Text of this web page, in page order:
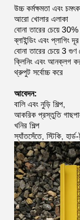
উচ্চ কর্মক্ষমতা এবং
আরো খোলার এলাকা
বোনা তারের চেয়ে 30%
ব্লাইন্ডিং এবং প্লাগিং
বোনা তারের চেয়ে 3 গুণ
ক্লিনিং এবং আনক্লগ
থ্রুপুট সর্বোচ্চ করে
আবেদন:
বালি এবং নুড়ি শিল্প,
আকরিক প্রস্তুতি
খনির শিল্প
স্যাঁতসেঁতে, স্টিকি,